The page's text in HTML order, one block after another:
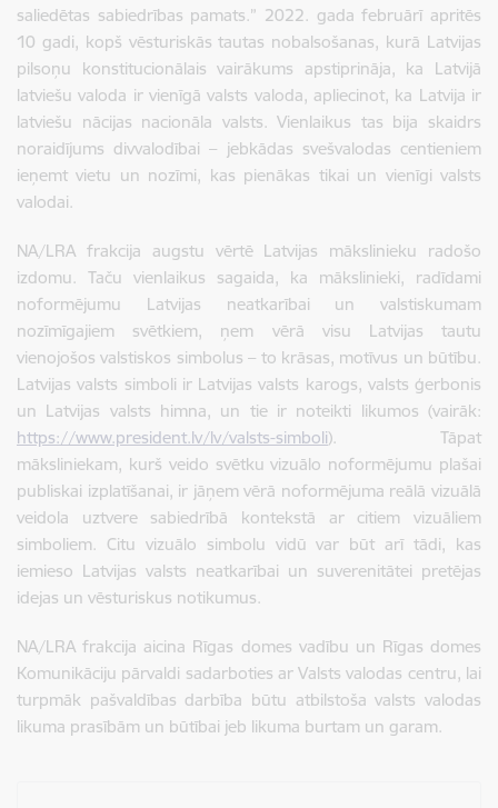
saliedētas sabiedrības pamats.” 2022. gada februārī apritēs
10 gadi, kopš vēsturiskās tautas nobalsošanas, kurā Latvijas
pilsoņu konstitucionālais vairākums apstiprināja, ka Latvijā
latviešu valoda ir vienīgā valsts valoda, apliecinot, ka Latvija ir
latviešu nācijas nacionāla valsts. Vienlaikus tas bija skaidrs
noraidījums divvalodībai – jebkādas svešvalodas centieniem
ieņemt vietu un nozīmi, kas pienākas tikai un vienīgi valsts
valodai.
NA/LRA frakcija augstu vērtē Latvijas mākslinieku radošo
izdomu. Taču vienlaikus sagaida, ka mākslinieki, radīdami
noformējumu Latvijas neatkarībai un valstiskumam
nozīmīgajiem svētkiem, ņem vērā visu Latvijas tautu
vienojošos valstiskos simbolus – to krāsas, motīvus un būtību.
Latvijas valsts simboli ir Latvijas valsts karogs, valsts ģerbonis
un Latvijas valsts himna, un tie ir noteikti likumos (vairāk:
https://www.president.lv/lv/valsts-simboli). Tāpat
māksliniekam, kurš veido svētku vizuālo noformējumu plašai
publiskai izplatīšanai, ir jāņem vērā noformējuma reālā vizuālā
veidola uztvere sabiedrībā kontekstā ar citiem vizuāliem
simboliem. Citu vizuālo simbolu vidū var būt arī tādi, kas
iemieso Latvijas valsts neatkarībai un suverenitātei pretējas
idejas un vēsturiskus notikumus.
NA/LRA frakcija aicina Rīgas domes vadību un Rīgas domes
Komunikāciju pārvaldi sadarboties ar Valsts valodas centru, lai
turpmāk pašvaldības darbība būtu atbilstoša valsts valodas
likuma prasībām un būtībai jeb likuma burtam un garam.